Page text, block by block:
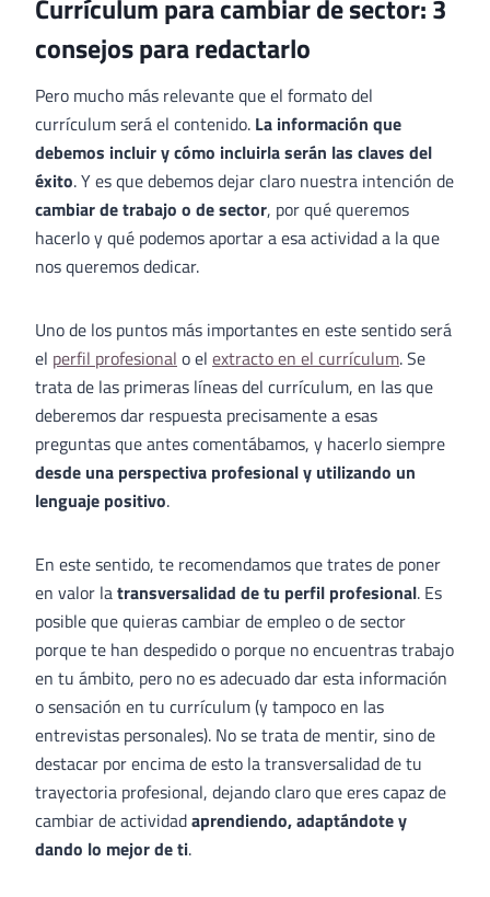
Currículum para cambiar de sector: 3
consejos para redactarlo
Pero mucho más relevante que el formato del
currículum será el contenido. La información que
debemos incluir y cómo incluirla serán las claves del
éxito. Y es que debemos dejar claro nuestra intención de
cambiar de trabajo o de sector, por qué queremos
hacerlo y qué podemos aportar a esa actividad a la que
nos queremos dedicar.
Uno de los puntos más importantes en este sentido será
el perfil profesional o el extracto en el currículum. Se
trata de las primeras líneas del currículum, en las que
deberemos dar respuesta precisamente a esas
preguntas que antes comentábamos, y hacerlo siempre
desde una perspectiva profesional y utilizando un
lenguaje positivo.
En este sentido, te recomendamos que trates de poner
en valor latransversalidad de tu perfil profesional. Es
posible que quieras cambiar de empleo o de sector
porque te han despedido o porque no encuentras trabajo
en tu ámbito, pero no es adecuado dar esta información
o sensación en tu currículum (y tampoco en las
entrevistas personales). No se trata de mentir, sino de
destacar por encima de esto la transversalidad de tu
trayectoria profesional, dejando claro que eres capaz de
cambiar de actividadaprendiendo, adaptándote y
dando lo mejor de ti.